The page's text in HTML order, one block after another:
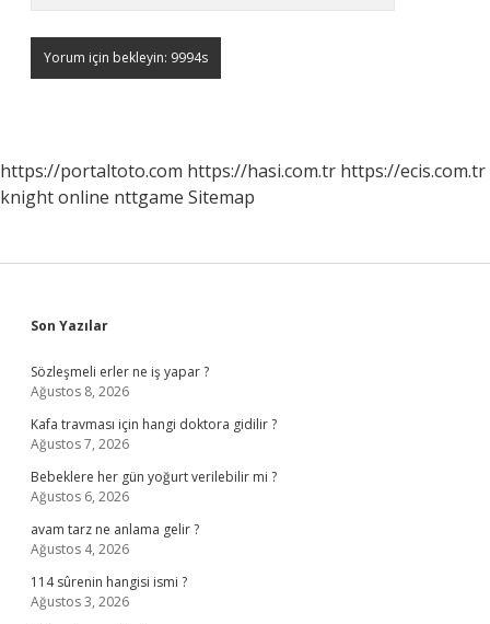
https://portaltoto.com https://hasi.com.tr https://ecis.com.tr
knight online nttgame Sitemap
Sidebar
Son Yazılar
Sözleşmeli erler ne iş yapar ?
Ağustos 8, 2026
Kafa travması için hangi doktora gidilir ?
Ağustos 7, 2026
Bebeklere her gün yoğurt verilebilir mi ?
Ağustos 6, 2026
avam tarz ne anlama gelir ?
Ağustos 4, 2026
114 sûrenin hangisi ismi ?
Ağustos 3, 2026